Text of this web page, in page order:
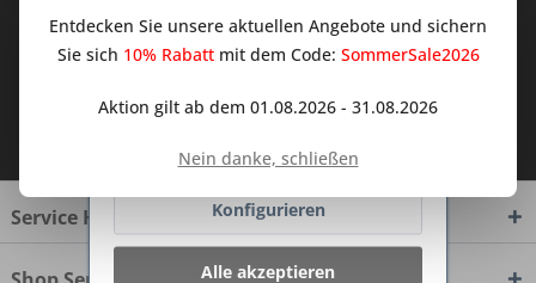
dem Traum Küchen - Shop.
Ich habe dieDatenschutzbestimmungen
Service Hotline
Entdecken Sie unsere aktuellen Angebote und sichern
Sie sich 10% Rabattmit dem Code: SommerSale2026
Aktion gilt ab dem 01.08.2026 - 31.08.2026
Nein danke, schließen
Netzwerken vereinfachen sollen,
werden nur mit Ihrer Zustimmung
Ablehnen
Konfigurieren
Alle akzeptieren